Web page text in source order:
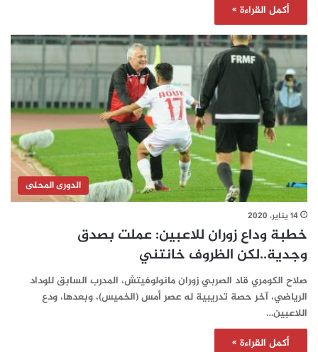
أكمل القراءة »
الدورى المحلى
14 يناير، 2020
خطبة وداع زوران للاعبين: عملت بصدق
وجدية..لكن الظروف خانتني
صلاح الكومري قاد الصربي زوران مانولوفيتش، المدرب السابق للوداد
الرياضي، آخر حصة تدريبية له عصر أمس (الخميس)، وبعدها، ودع
اللاعبين…
أكمل القراءة »